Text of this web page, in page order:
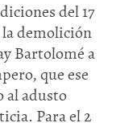
del 17
la demolición
Bartolomé a
que ese
al adusto
Para el 2